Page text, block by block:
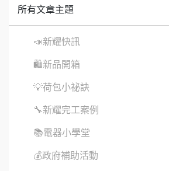
所有文章主題
📣新耀快訊
🛍新品開箱
💡荷包小祕訣
🔧新耀完工案例
📚電器小學堂
💰政府補助活動